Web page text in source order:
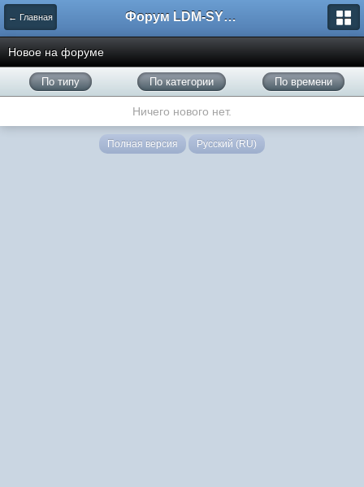
← Главная Форум LDM-SYSTEMS
Новое на форуме
По типу По категории По времени
Ничего нового нет.
Полная версия Русский (RU)